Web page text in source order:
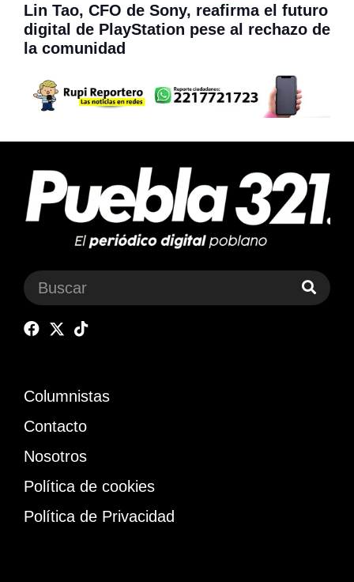
Lin Tao, CFO de Sony, reafirma el futuro
digital de PlayStation pese al rechazo de
la comunidad
Columnistas
Contacto
Nosotros
Política de cookies
Política de Privacidad